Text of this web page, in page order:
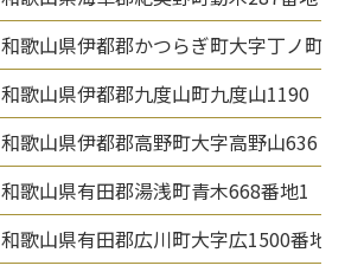
和歌山県伊都郡かつらぎ町大字丁ノ町
和歌山県伊都郡九度山町九度山1190
和歌山県伊都郡高野町大字高野山636
和歌山県有田郡湯浅町青木668番地1
和歌山県有田郡広川町大字広1500番地